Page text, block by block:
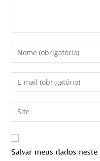
Salvar meus dados